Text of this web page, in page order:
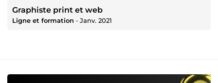
Graphiste print et web
Ligne et formation ‐ Janv. 2021